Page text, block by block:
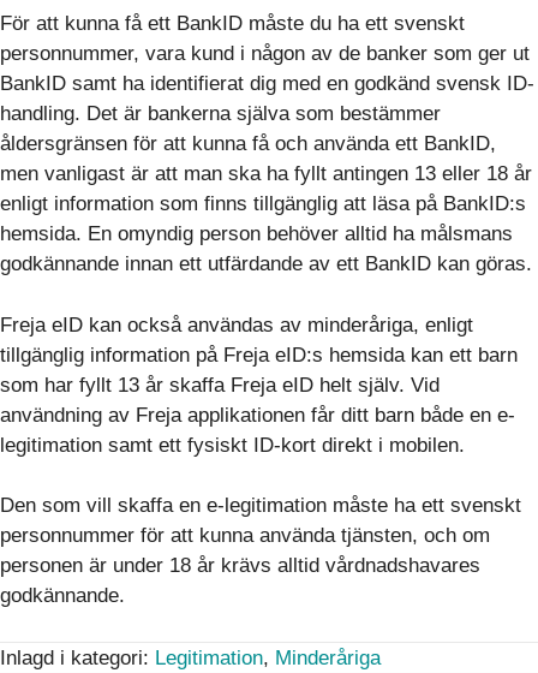
För att kunna få ett BankID måste du ha ett svenskt
personnummer, vara kund i någon av de banker som ger ut
BankID samt ha identifierat dig med en godkänd svensk ID-
handling. Det är bankerna själva som bestämmer
åldersgränsen för att kunna få och använda ett BankID,
men vanligast är att man ska ha fyllt antingen 13 eller 18 år
enligt information som finns tillgänglig att läsa på BankID:s
hemsida. En omyndig person behöver alltid ha målsmans
godkännande innan ett utfärdande av ett BankID kan göras.
Freja eID kan också användas av minderåriga, enligt
tillgänglig information på Freja eID:s hemsida kan ett barn
som har fyllt 13 år skaffa Freja eID helt själv. Vid
användning av Freja applikationen får ditt barn både en e-
legitimation samt ett fysiskt ID-kort direkt i mobilen.
Den som vill skaffa en e-legitimation måste ha ett svenskt
personnummer för att kunna använda tjänsten, och om
personen är under 18 år krävs alltid vårdnadshavares
godkännande.
Inlagd i kategori: Legitimation, Minderåriga